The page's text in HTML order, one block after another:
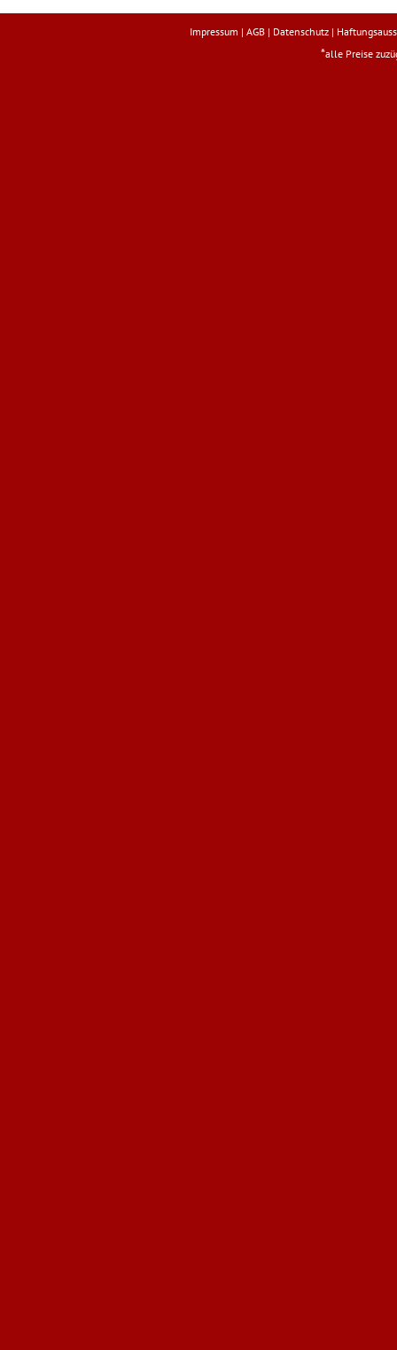
Impressum | AGB | Datenschutz |
*alle Preise